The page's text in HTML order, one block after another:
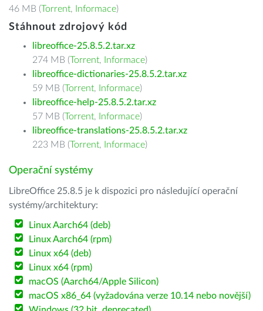
46 MB (Torrent, Informace)
Stáhnout zdrojový kód
libreoffice-25.8.5.2.tar.xz
274 MB (Torrent, Informace)
libreoffice-dictionaries-25.8.5.2.tar.xz
59 MB (Torrent, Informace)
libreoffice-help-25.8.5.2.tar.xz
57 MB (Torrent, Informace)
libreoffice-translations-25.8.5.2.tar.xz
223 MB (Torrent, Informace)
Operační systémy
LibreOffice 25.8.5 je k dispozici pro následující operační
systémy/architektury:
Linux Aarch64 (deb)
Linux Aarch64 (rpm)
Linux x64 (deb)
Linux x64 (rpm)
macOS (Aarch64/Apple Silicon)
macOS x86_64 (vyžadována verze 10.14 nebo novější)